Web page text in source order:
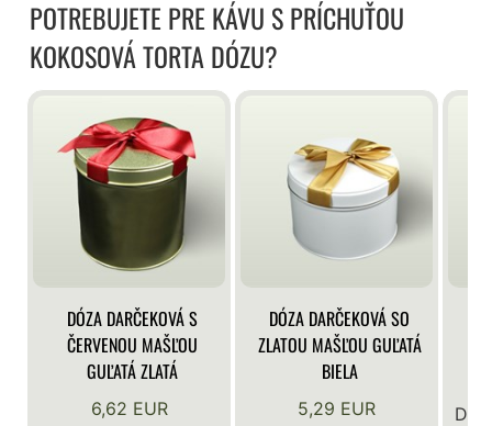
POTREBUJETE PRE KÁVU S PRÍCHUŤOU
KOKOSOVÁ TORTA DÓZU?
DÓZA DARČEKOVÁ S
ČERVENOU MAŠĽOU
GUĽATÁ ZLATÁ
6,62 EUR
DÓZA DARČEKOVÁ SO
ZLATOU MAŠĽOU GUĽATÁ
BIELA
5,29 EUR
Do